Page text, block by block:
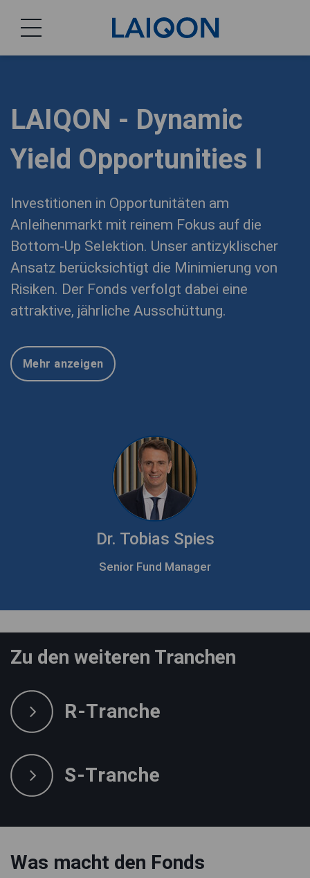
LAIQON
LAIQON - Dynamic
Yield Opportunities I
Investitionen in Opportunitäten am
Anleihenmarkt mit reinem Fokus auf die
Bottom-Up Selektion. Unser antizyklischer
Ansatz berücksichtigt die Minimierung von
Risiken. Der Fonds verfolgt dabei eine
attraktive, jährliche Ausschüttung.
Mehr anzeigen
Dr. Tobias Spies
Senior Fund Manager
Zu den weiteren Tranchen
R-Tranche
S-Tranche
Was macht den Fonds